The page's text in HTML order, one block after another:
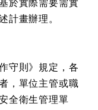
於實際需要需實
計畫辦理。
守則》規定，各
，單位主管或職
全衛生管理單